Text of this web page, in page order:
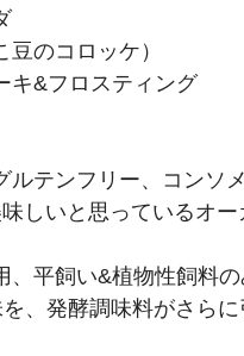
豆のコロッケ）
キ&フロスティング
テンフリー、コンソメ
しいと思っているオ
平飼い&植物性飼料の
、発酵調味料がさら